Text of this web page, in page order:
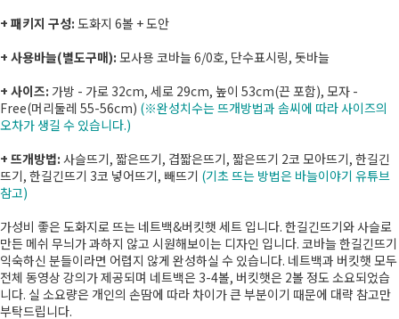
+ 패키지 구성: 도화지 6볼 + 도안
+ 사용바늘(별도구매): 모사용 코바늘 6/0호, 단수표시링, 돗바늘
+ 사이즈: 가방 - 가로 32cm, 세로 29cm, 높이 53cm(끈 포함), 모자 -
Free(머리둘레 55-56cm) (※완성치수는 뜨개방법과 솜씨에 따라 사이즈의
오차가 생길 수 있습니다.)
+ 뜨개방법: 사슬뜨기, 짧은뜨기, 겹짧은뜨기, 짧은뜨기 2코 모아뜨기, 한길긴
뜨기, 한길긴뜨기 3코 넣어뜨기, 빼뜨기 (기초 뜨는 방법은 바늘이야기 유튜브
참고)
가성비 좋은 도화지로 뜨는 네트백&버킷햇 세트 입니다. 한길긴뜨기와 사슬로
만든 메쉬 무늬가 과하지 않고 시원해보이는 디자인 입니다. 코바늘 한길긴뜨기
익숙하신 분들이라면 어렵지 않게 완성하실 수 있습니다. 네트백과 버킷햇 모두
전체 동영상 강의가 제공되며 네트백은 3-4볼, 버킷햇은 2볼 정도 소요되었습
니다. 실 소요량은 개인의 손땀에 따라 차이가 큰 부분이기 때문에 대략 참고만
부탁드립니다.